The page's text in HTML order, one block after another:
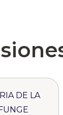
DE LA